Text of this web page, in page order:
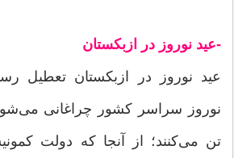
-عید نوروز در ازبکستان
عید نوروز در ازبکستان تعطیل
نوروز سراسر کشور چراغانی
تن می‌کنند؛ از آنجا که دولت